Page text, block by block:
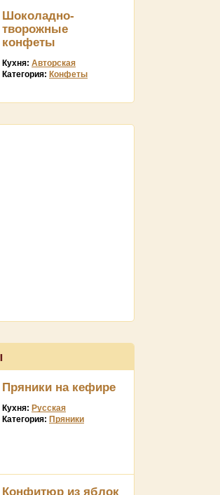
Шоколадно-
творожные
конфеты
Кухня: Авторская
Категория: Конфеты
Пряники на кефире
Кухня: Русская
Категория: Пряники
Конфитюр из яблок